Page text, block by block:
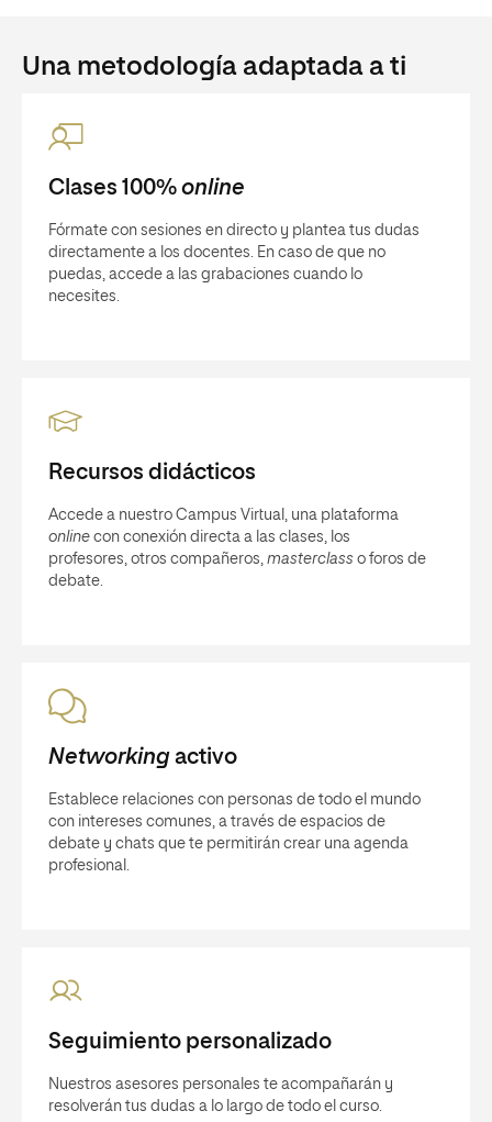
Una metodología adaptada a ti
Clases 100% online
Fórmate con sesiones en directo y plantea tus dudas
directamente a los docentes. En caso de que no
puedas, accede a las grabaciones cuando lo
necesites.
Recursos didácticos
Accede a nuestro Campus Virtual, una plataforma
online con conexión directa a las clases, los
profesores, otros compañeros, masterclass o foros de
debate.
Networkingactivo
Establece relaciones con personas de todo el mundo
con intereses comunes, a través de espacios de
debate y chats que te permitirán crear una agenda
profesional.
Seguimiento personalizado
Nuestros asesores personales te acompañarán y
resolverán tus dudas a lo largo de todo el curso.